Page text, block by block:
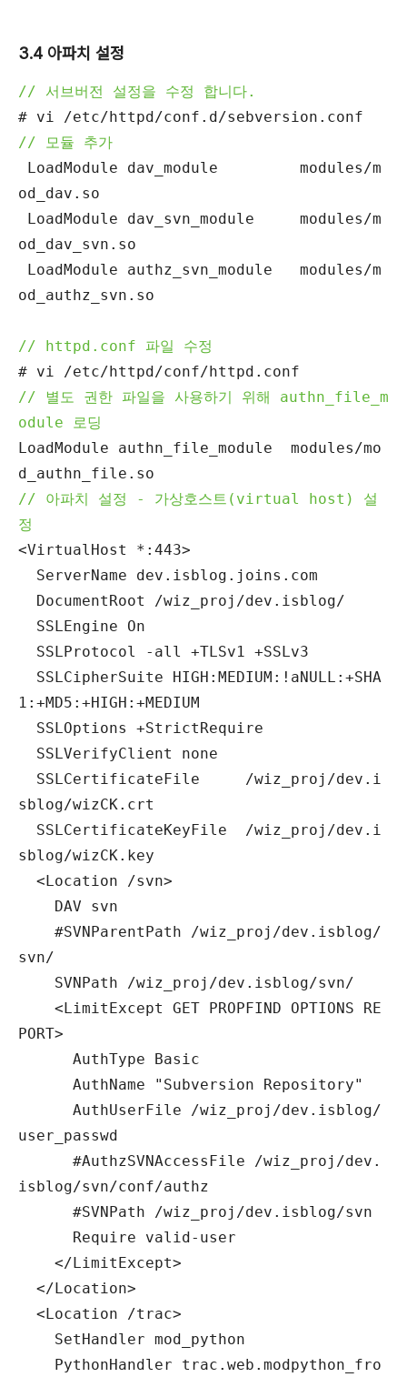
3.4 아파치 설정
// 서브버전 설정을 수정 합니다.
# vi /etc/httpd/conf.d/sebversion.conf
// 모듈 추가
LoadModule dav_module modules/m
od_dav.so
LoadModule dav_svn_module modules/m
od_dav_svn.so
LoadModule authz_svn_module modules/m
od_authz_svn.so
// httpd.conf 파일 수정
# vi /etc/httpd/conf/httpd.conf
// 별도 권한 파일을 사용하기 위해 authn_file_m
odule 로딩
LoadModule authn_file_module modules/mo
d_authn_file.so
// 아파치 설정 - 가상호스트(virtual host) 설
정
<VirtualHost *:443>
ServerName dev.isblog.joins.com
DocumentRoot /wiz_proj/dev.isblog/
SSLEngine On
SSLProtocol -all +TLSv1 +SSLv3
SSLCipherSuite HIGH:MEDIUM:!aNULL:+SHA
1:+MD5:+HIGH:+MEDIUM
SSLOptions +StrictRequire
SSLVerifyClient none
SSLCertificateFile /wiz_proj/dev.i
sblog/wizCK.crt
SSLCertificateKeyFile /wiz_proj/dev.i
sblog/wizCK.key
<Location /svn>
DAV svn
#SVNParentPath /wiz_proj/dev.isblog/
svn/
SVNPath /wiz_proj/dev.isblog/svn/
<LimitExcept GET PROPFIND OPTIONS RE
PORT>
AuthType Basic
AuthName "Subversion Repository"
AuthUserFile /wiz_proj/dev.isblog/
user_passwd
#AuthzSVNAccessFile /wiz_proj/dev.
isblog/svn/conf/authz
#SVNPath /wiz_proj/dev.isblog/svn
Require valid-user
</LimitExcept>
</Location>
<Location /trac>
SetHandler mod_python
PythonHandler trac.web.modpython_fro